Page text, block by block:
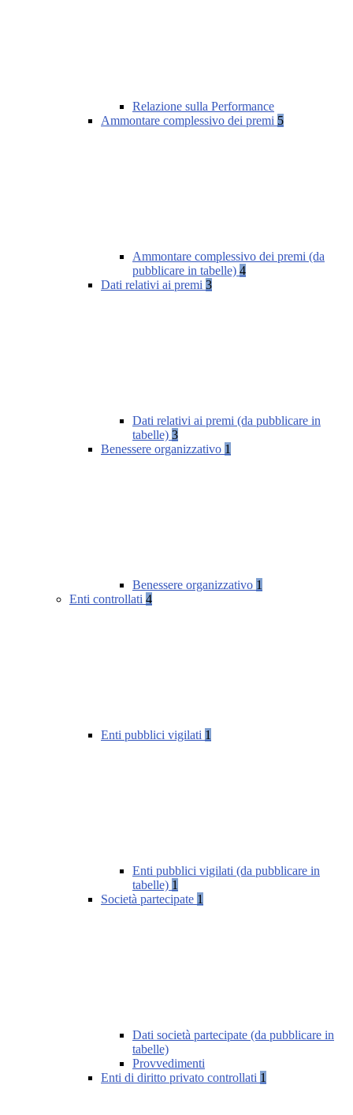
Relazione sulla Performance
Ammontare complessivo dei premi 5
Ammontare complessivo dei premi (da
pubblicare in tabelle) 4
Dati relativi ai premi 3
Dati relativi ai premi (da pubblicare in
tabelle) 3
Benessere organizzativo 1
Benessere organizzativo 1
Enti controllati 4
Enti pubblici vigilati 1
Enti pubblici vigilati (da pubblicare in
tabelle) 1
Società partecipate 1
Dati società partecipate (da pubblicare in
tabelle)
Provvedimenti
Enti di diritto privato controllati 1